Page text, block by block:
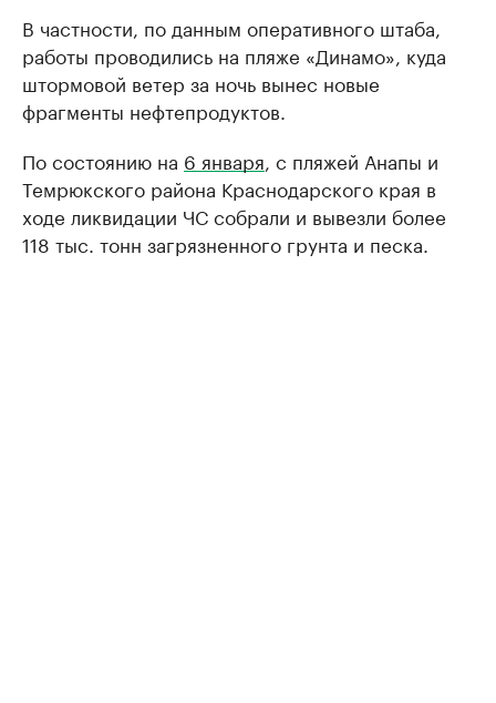
В частности, по данным оперативного штаба,
работы проводились на пляже «Динамо», куда
штормовой ветер за ночь вынес новые
фрагменты нефтепродуктов.
По состоянию на 6 января , с пляжей Анапы и
Темрюкского района Краснодарского края в
ходе ликвидации ЧС собрали и вывезли более
118 тыс. тонн загрязненного грунта и песка.